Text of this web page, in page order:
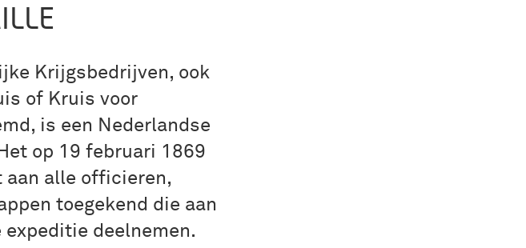
Krijgsbedrijven, ook
of Kruis voor
is een Nederlandse
op 19 februari 1869
alle officieren,
toegekend die aan
deelnemen.